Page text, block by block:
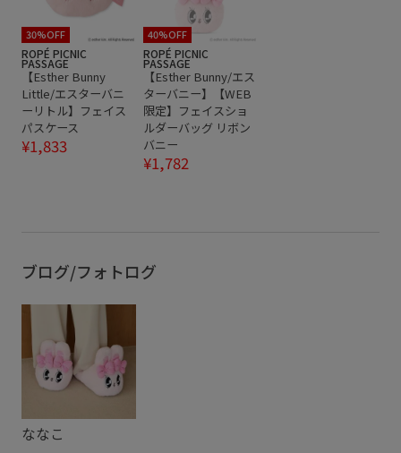
30%OFF
ROPÉ PICNIC
PASSAGE
【Esther Bunny
Little/エスターバニ
ーリトル】フェイス
パスケース
¥1,833
40%OFF
ROPÉ PICNIC
PASSAGE
【Esther Bunny/エス
ターバニー】【WEB
限定】フェイスショ
ルダーバッグ リボン
バニー
¥1,782
ブログ/フォトログ
ななこ